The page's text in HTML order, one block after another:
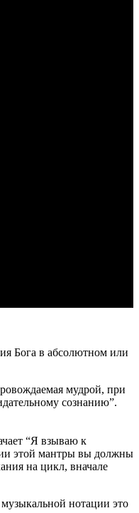
Бога в абсолютном или
мудрой, при
сознанию”.
“Я взываю к
этой мантры вы должны
на цикл, вначале
нотации это